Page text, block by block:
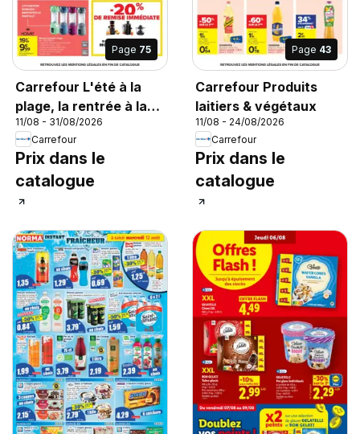
Page 75
Carrefour L'été à la
plage, la rentrée à la
page
11/08 - 31/08/2026
Carrefour
Prix dans le
catalogue
Page 43
Carrefour Produits
laitiers & végétaux
11/08 - 24/08/2026
Carrefour
Prix dans le
catalogue